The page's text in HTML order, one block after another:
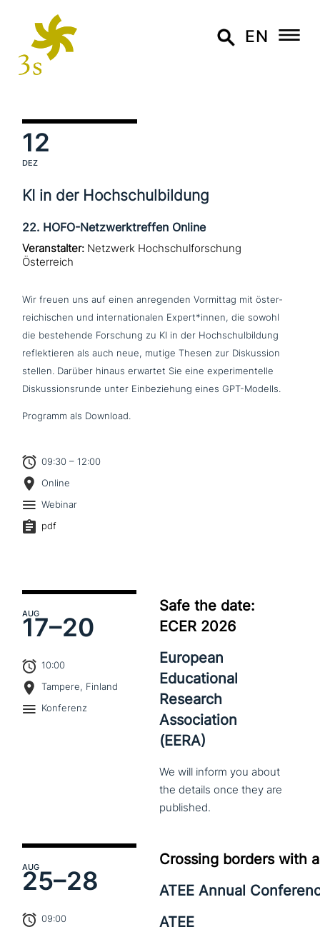
EN
12
DEZ
KI in der Hochschulbildung
22. HOFO-Netzwerktreffen Online
Veranstalter: Netzwerk Hochschulforschung
Österreich
Wir freuen uns auf einen anre­gen­den Vormittag mit öster­
rei­chi­schen und inter­na­tio­na­len Expert*innen, die sowohl
die bestehen­de Forschung zu KI in der Hochschulbildung
reflek­tie­ren als auch neue, mutige Thesen zur Diskussion
stellen. Darüber hinaus erwartet Sie eine expe­ri­men­tel­le
Diskussionsrunde unter Einbeziehung eines GPT-Modells.
Programm als Download.
09:30 – 12:00
Online
Webinar
pdf
AUG
17–20
10:00
Tampere, Finland
Konferenz
Safe the date:
ECER 2026
European
Educational
Research
Association
(EERA)
We will inform you about
the details once they are
published.
AUG
25–28
09:00
Crossing borders with
ATEE Annual
ATEE